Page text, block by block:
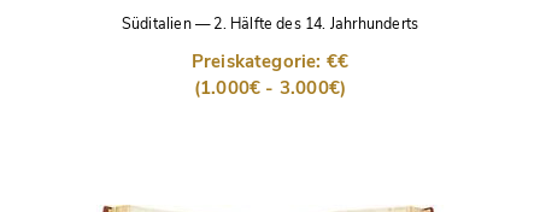
Süditalien—2. Hälfte des 14. Jahrhunderts
Preiskategorie: €€
(1.000€ - 3.000€)